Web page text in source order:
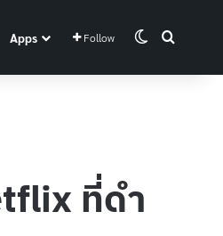
Apps Follow Switch skin
ที่ดำ